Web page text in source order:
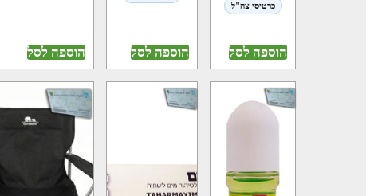
כרטיסי צה"ל
הוספה לסל הוספה לסל הוספה לסל